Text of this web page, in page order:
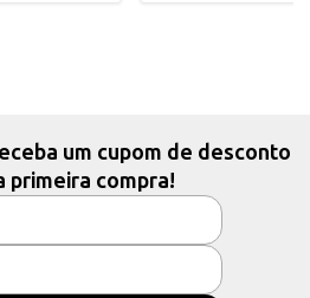
um cupom de desconto
primeira compra!